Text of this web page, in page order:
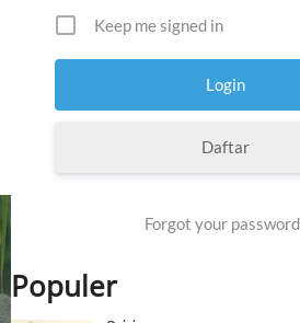
Keep me signed in
Daftar
Forgot your
Populer